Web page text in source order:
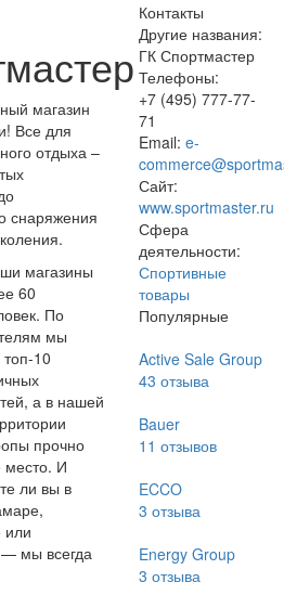
магазин
Все для
отдыха –
снаряжения
магазины
60
По
мы
10
а в нашей
прочно
место. И
ли вы в
или
мы всегда
Контакты
Другие названия:
ГК Спортмастер
Телефоны:
+7 (495) 777-77-
71
Email: e-
Сайт:
www.sportmaster.ru
Сфера
деятельности:
Спортивные
товары
Популярные
Active Sale Group
43 отзыва
Bauer
11 отзывов
ECCO
3 отзыва
Energy Group
3 отзыва